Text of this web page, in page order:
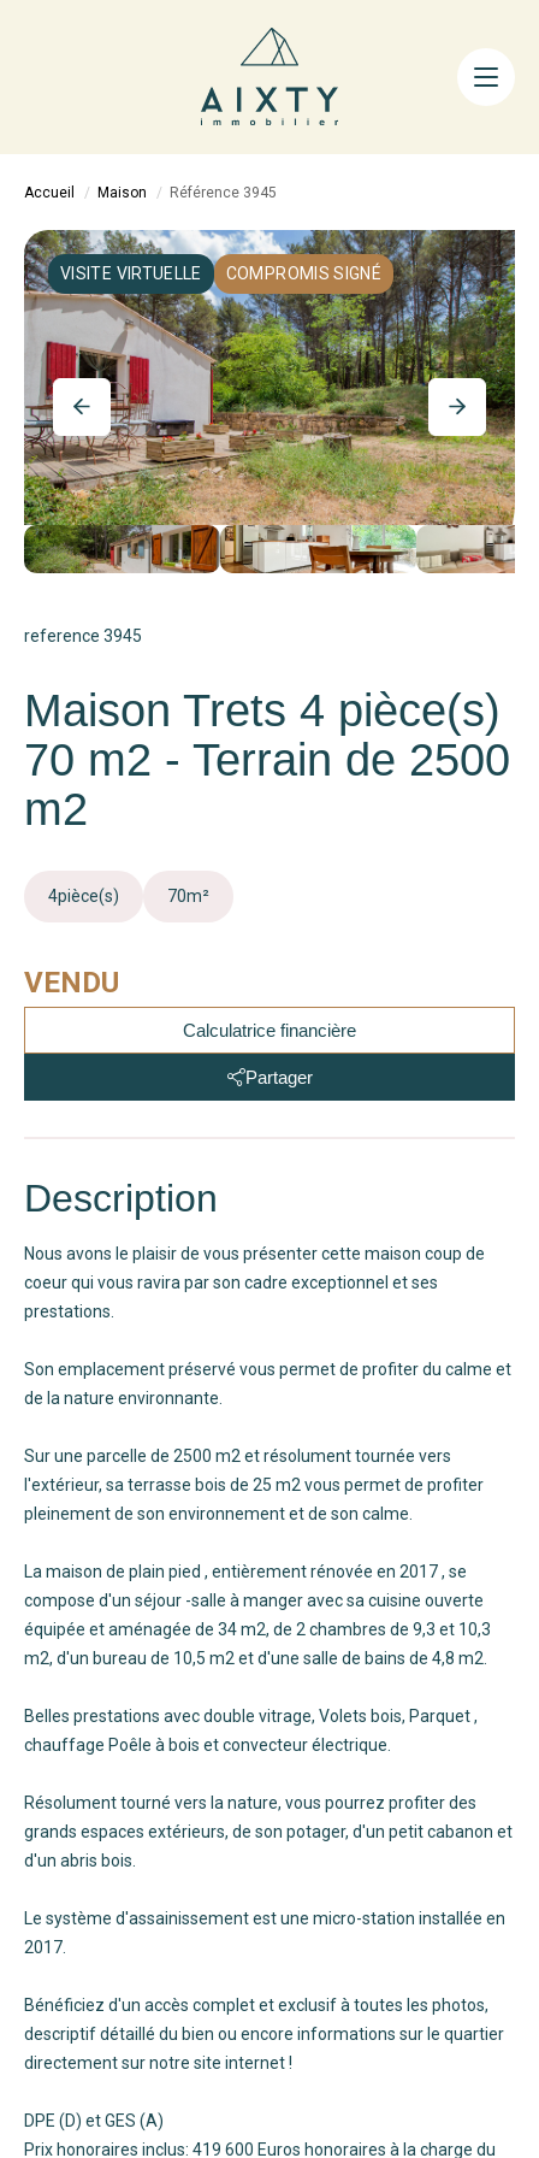
ACHETER
LA MÉTHODE
AIXTY & VOUS
Nos Agences
Nos Équipes
Nos Tarifs
Nos Biens Vendus
Notre City Guide
Accueil Maison Référence 3945
VISITE VIRTUELLE COMPROMIS SIGNÉ
reference 3945
Maison Trets 4 pièce(s)
70 m2 - Terrain de 2500
m2
4pièce(s) 70m²
VENDU
Calculatrice financière
Partager
Description
Nous avons le plaisir de vous présenter cette maison coup de
coeur qui vous ravira par son cadre exceptionnel et ses
prestations.
Son emplacement préservé vous permet de profiter du calme et
de la nature environnante.
Sur une parcelle de 2500 m2 et résolument tournée vers
l'extérieur, sa terrasse bois de 25 m2 vous permet de profiter
pleinement de son environnement et de son calme.
La maison de plain pied , entièrement rénovée en 2017 , se
compose d'un séjour -salle à manger avec sa cuisine ouverte
équipée et aménagée de 34 m2, de 2 chambres de 9,3 et 10,3
m2, d'un bureau de 10,5 m2 et d'une salle de bains de 4,8 m2.
Belles prestations avec double vitrage, Volets bois, Parquet ,
chauffage Poêle à bois et convecteur électrique.
Résolument tourné vers la nature, vous pourrez profiter des
grands espaces extérieurs, de son potager, d'un petit cabanon et
d'un abris bois.
Le système d'assainissement est une micro-station installée en
2017.
Bénéficiez d'un accès complet et exclusif à toutes les photos,
descriptif détaillé du bien ou encore informations sur le quartier
directement sur notre site internet !
DPE (D) et GES (A)
Prix honoraires inclus: 419 600 Euros honoraires à la charge du